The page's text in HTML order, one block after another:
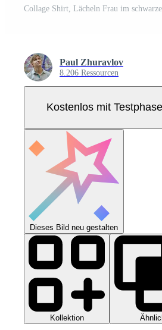
Paul Zhuravlov
8.206 Ressourcen
Kostenlos mit Testphase
Dieses Bild neu gestalten
Kollektion